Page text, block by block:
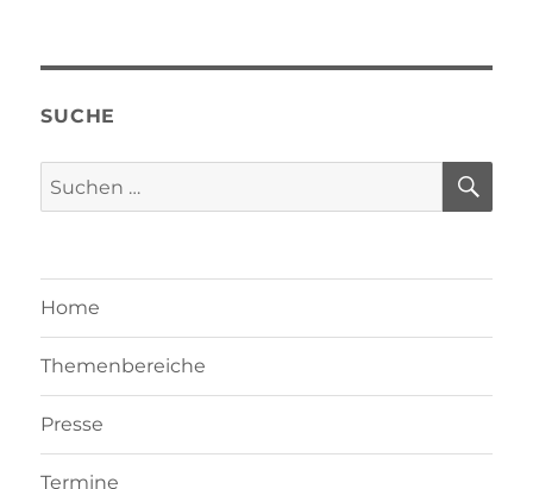
SUCHE
Suchen
nach:
Home
Themenbereiche
Presse
Termine